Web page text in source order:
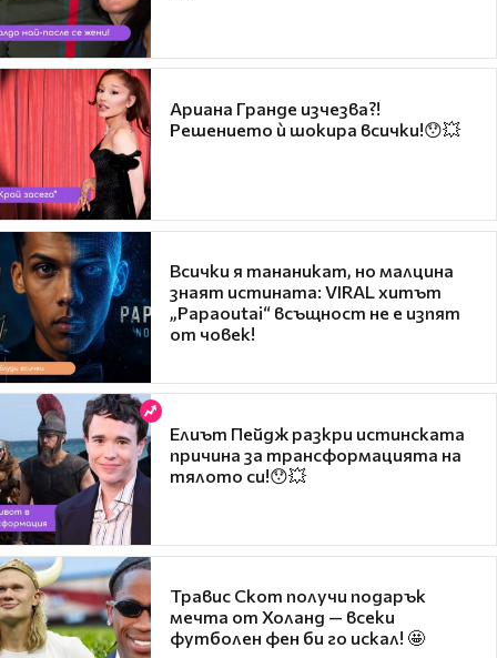
Ариана Гранде изчезва?!
Решението ѝ шокира всички!😯💥
Всички я тананикат, но малцина
знаят истината: VIRAL хитът
„Papaoutai“ всъщност не е изпят
от човек!
Елиът Пейдж разкри истинската
причина за трансформацията на
тялото си!😯💥
Травис Скот получи подарък
мечта от Холанд — всеки
футболен фен би го искал! 🤩